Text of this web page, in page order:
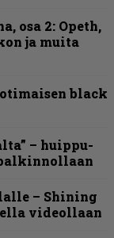
osa 2: Opeth,
ja muita
black
– huippu-
– Shining
videollaan